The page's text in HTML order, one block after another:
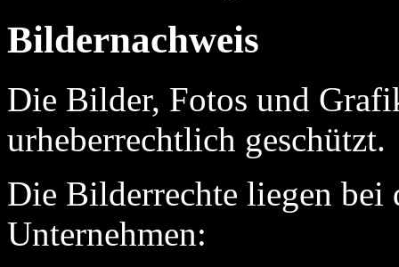
Bildernachweis
Die Bilder, Fotos und
urheberrechtlich geschützt.
Die Bilderrechte liegen bei
Unternehmen: